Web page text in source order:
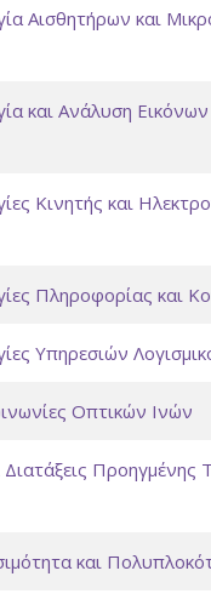
Αισθητήρων και
και Ανάλυση Εικόνων
Κινητής και
Πληροφορίας και
Υπηρεσιών
Οπτικών Ινών
Προηγμένης
και